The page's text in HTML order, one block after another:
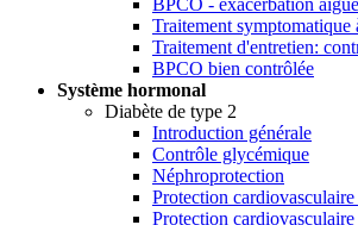
Traitement symptomatique
Traitement d'entretien:
BPCO bien contrôlée
Système hormonal
Diabète de type 2
Introduction générale
Contrôle glycémique
Néphroprotection
Protection
Protection